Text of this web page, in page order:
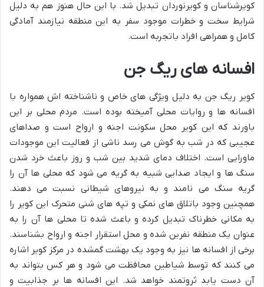
کویرشناسان و کویرنوردان تبدیل شد. با این حال هنوز هم به دلیل
شرایط سخت و خطرات موجود سفر به این منطقه نیازمند آمادگی
کامل و همراهی افراد باتجربه است.
افسانه های ریگ جن
کویر ریگ جن به دلیل ویژگی های خاص و ناشناخته اش همواره با
افسانه ها و روایات محلی آمیخته بوده است. مردم محلی بر این
باورند که این کویر محل سکونت اجنه و ارواح است و صداهای
عجیبی که در شب به گوش می رسد ناشی از فعالیت این موجودات
ماورایی است. اختلاف دمای شدید بین شب و روز باعث خرد شدن
سنگ ها و ایجاد صدایی شبیه به گریه می شود که محلی ها آن را
گریه سنگ می نامند و به نیروهای شیطانی نسبت می دهند.
همچنین وجود باتلاق های نمکی و تپه های شنی متحرک این کویر را
به مکانی خطرناک تبدیل کرده و باعث شده تا محلی ها آن را به
عنوان یک منطقه نفرین شده و محل استقرار اجنه و ارواح بشناسند.
برخی از افسانه ها نیز به وجود یک بهشت گمشده در مرکز کویر اشاره
می کنند که توسط شیاطین محافظت می شود و هر کس بتواند به
آن دست یابد ثروتمند خواهد شد. این افسانه ها بر جذابیت و